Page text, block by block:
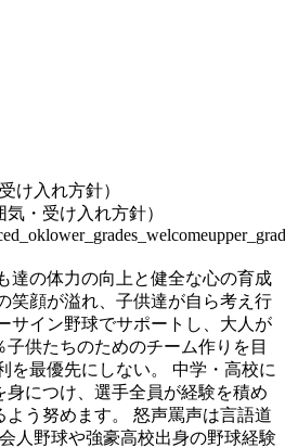
け入れ方針）
・受け入れ方針）
lower_grades_welcome
達の体力の向上と健全な心の育成
笑顔が溢れ、子供達が自ら考え行
サイン野球でサポートし、大人が
供たちのためのチーム作りを目
を最優先にしない。 中学・高校に
身につけ、選手全員が経験を積め
よう努めます。 怒声罵声は言語道
人野球や強豪高校出身の野球経験